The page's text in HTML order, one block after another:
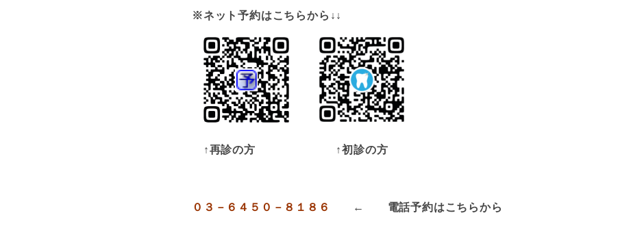
※ネット予約はこちらから↓↓
↑再診の方 ↑初診の方
０３－６４５０－８１８６ ← 電話予約はこちらから